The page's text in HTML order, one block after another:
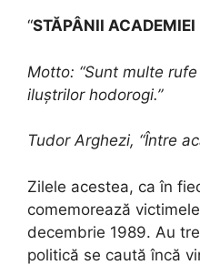
“STĂPÂNII ACADEMIEI
Motto: “Sunt multe
iluștrilor hodorogi.”
Tudor Arghezi, “Între
Zilele acestea, ca în
comemorează
decembrie 1989. Au
politică se caută încă